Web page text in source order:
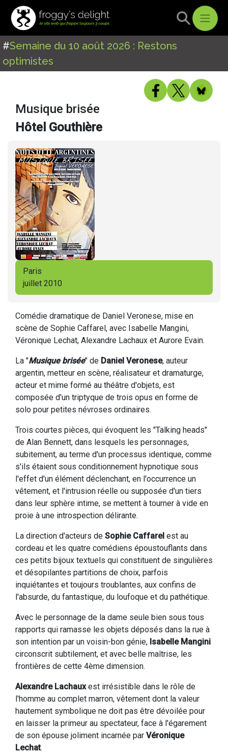
#Semaine du 10 août 2026 : Restons
optimistes
Musique brisée
Hôtel Gouthière
Paris
juillet 2010
Comédie dramatique de Daniel Veronese, mise en
scène de Sophie Caffarel, avec Isabelle Mangini,
Véronique Lechat, Alexandre Lachaux et Aurore Evain.
La "Musique brisée" de Daniel Veronese, auteur
argentin, metteur en scène, réalisateur et dramaturge,
acteur et mime formé au théâtre d'objets, est
composée d'un triptyque de trois opus en forme de
solo pour petites névroses ordinaires.
Trois courtes pièces, qui évoquent les "Talking heads"
de Alan Bennett, dans lesquels les personnages,
subitement, au terme d'un processus identique, comme
s'ils étaient sous conditionnement hypnotique sous
l'effet d'un élément déclenchant, en l'occurrence un
vêtement, et l'intrusion réelle ou supposée d'un tiers
dans leur sphère intime, se mettent à tourner à vide en
proie à une introspection délirante.
La direction d'acteurs de Sophie Caffarel est au
cordeau et les quatre comédiens époustouflants dans
ces petits bijoux textuels qui constituent de singulières
et désopilantes partitions de choix, parfois
inquiétantes et toujours troublantes, aux confins de
l'absurde, du fantastique, du loufoque et du pathétique.
Avec le personnage de la dame seule bien sous tous
rapports qui ramasse les objets déposés dans la rue à
son intention par un voisin-bon génie, Isabelle Mangini
circonscrit subtilement, et avec belle maîtrise, les
frontières de cette 4ème dimension.
Alexandre Lachauxest irrésistible dans le rôle de
l'homme au complet marron, vêtement dont la valeur
hautement symbolique ne doit pas être dévoilée pour
en laisser la primeur au spectateur, face à l'égarement
de son épouse joliment incarnée par Véronique
Lechat.